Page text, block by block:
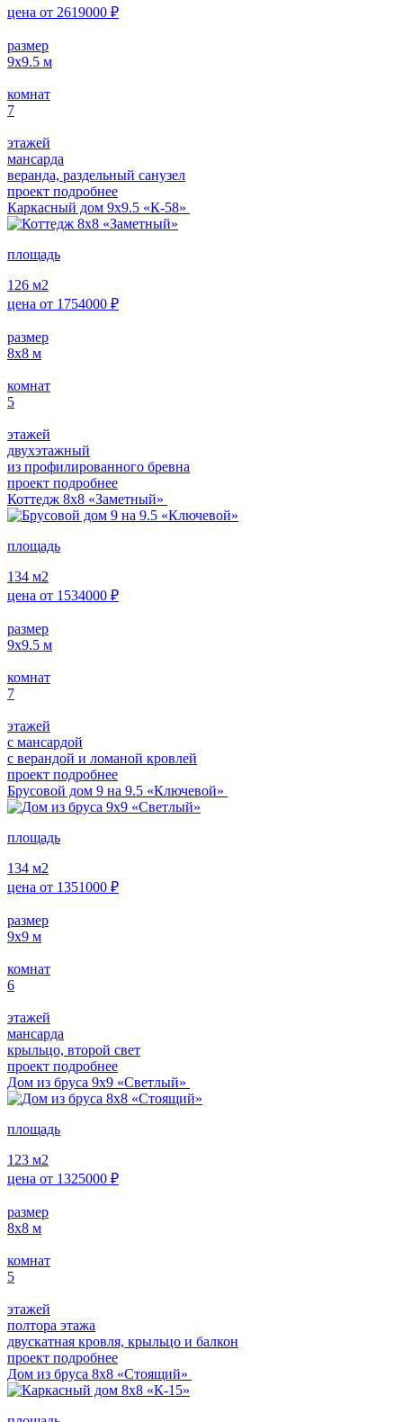
цена от 2619000 ₽
размер
9х9.5 м
комнат
7
этажей
мансарда
веранда, раздельный санузел
проект подробнее
Каркасный дом 9х9.5 «К-58»
площадь
126 м2
цена от 1754000 ₽
размер
8х8 м
комнат
5
этажей
двухэтажный
из профилированного бревна
проект подробнее
Коттедж 8х8 «Заметный»
площадь
134 м2
цена от 1534000 ₽
размер
9х9.5 м
комнат
7
этажей
с мансардой
с верандой и ломаной кровлей
проект подробнее
Брусовой дом 9 на 9.5 «Ключевой»
площадь
134 м2
цена от 1351000 ₽
размер
9х9 м
комнат
6
этажей
мансарда
крыльцо, второй свет
проект подробнее
Дом из бруса 9х9 «Светлый»
площадь
123 м2
цена от 1325000 ₽
размер
8х8 м
комнат
5
этажей
полтора этажа
двускатная кровля, крыльцо и балкон
проект подробнее
Дом из бруса 8х8 «Стоящий»